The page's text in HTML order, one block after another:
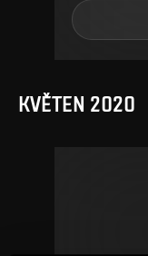
KVĚTEN 2020